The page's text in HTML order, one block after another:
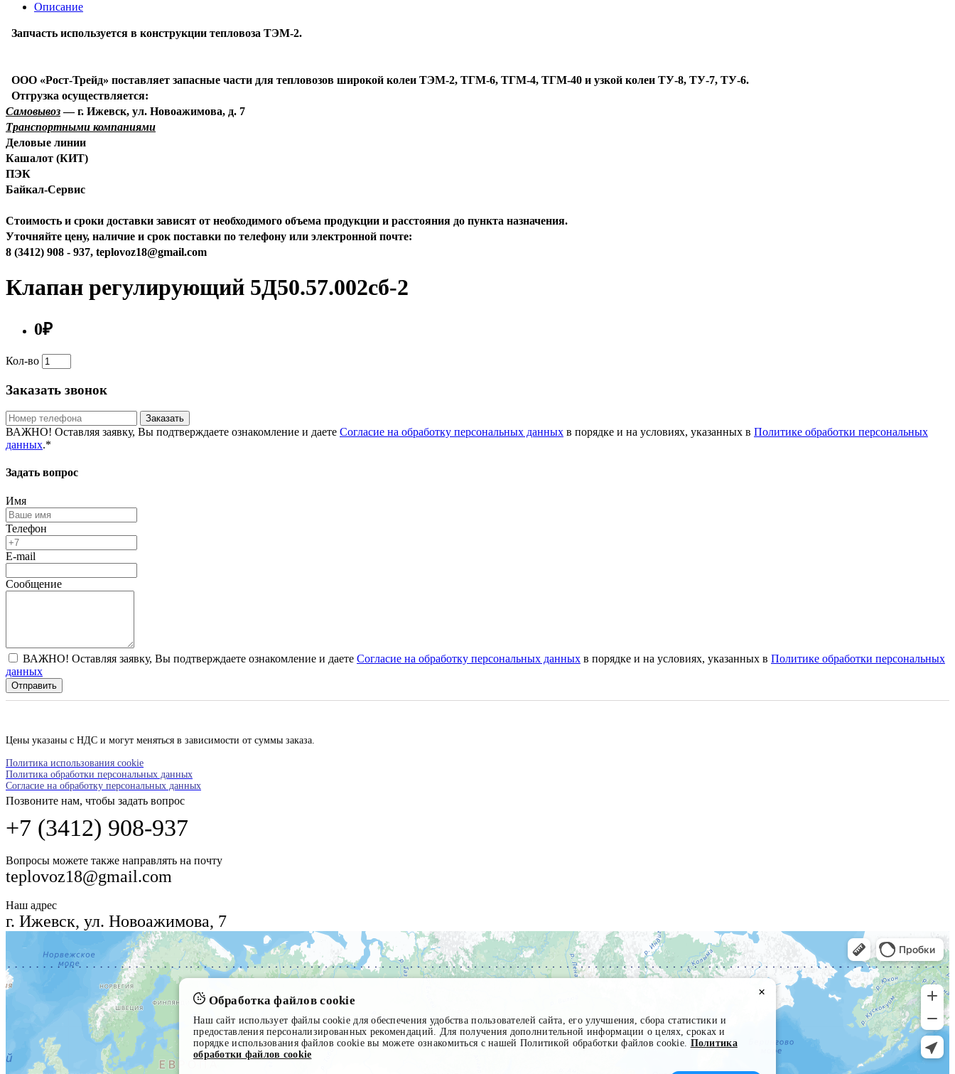
Описание
Запчасть используется в конструкции тепловоза ТЭМ-2.
ООО «Рост-Трейд» поставляет запасные части для тепловозов широкой колеи ТЭМ-2, ТГМ-6, ТГМ-4, ТГМ-40 и узкой колеи ТУ-8, ТУ-7, ТУ-6.
Отгрузка осуществляется:
Самовывоз— г. Ижевск, ул. Новоажимова, д. 7
Транспортными компаниями
Деловые линии
Кашалот (КИТ)
ПЭК
Байкал-Сервис
Стоимость и сроки доставки зависят от необходимого объема продукции и расстояния до пункта назначения.
Уточняйте цену, наличие и срок поставки по телефону или электронной почте:
8 (3412) 908 - 937, teplovoz18@gmail.com
Клапан регулирующий 5Д50.57.002сб-2
0₽
Кол-во
Заказать звонок
Заказать
ВАЖНО! Оставляя заявку, Вы подтверждаете ознакомление и даете Согласие на обработку персональных данных в порядке и на условиях, указанных в Политике обработки персональных
данных.*
Задать вопрос
Имя
Телефон
E-mail
Сообщение
ВАЖНО! Оставляя заявку, Вы подтверждаете ознакомление и даете Согласие на обработку персональных данных в порядке и на условиях, указанных в Политике обработки персональных
данных
Отправить
Цены указаны с НДС и могут меняться в зависимости от суммы заказа.
Политика использования cookie
Политика обработки персональных данных
Согласие на обработку персональных данных
Позвоните нам, чтобы задать вопрос
+7 (3412) 908-937
Вопросы можете также направлять на почту
teplovoz18@gmail.com
Наш адрес
г. Ижевск, ул. Новоажимова, 7
×
Обработка файлов cookie
Наш сайт использует файлы cookie для обеспечения удобства пользователей сайта, его улучшения, сбора статистики и
предоставления персонализированных рекомендаций. Для получения дополнительной информации о целях, сроках и
порядке использования файлов cookie вы можете ознакомиться с нашей Политикой обработки файлов cookie. Политика
обработки файлов cookie